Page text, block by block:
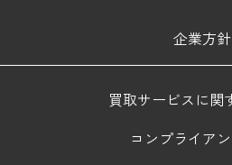
企業方針
買取サービスに関
コンプライア